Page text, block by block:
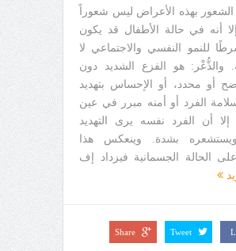
بهذه الأعراض ليس شعوراً
أنه في حالة الأطفال قد يكون
للنمو النفسي والاجتماعي لا
والذُّعْر: هو الفزع الشديد دون
أو محدد، أو الإحساس بتهديد
الفرد أو أمنه مبرر في عين
إلا أن الفرد نفسه يرى التهديد
ويستشعره بشدة. وينعكس هذا
الحالة الجسمانية فيزداد إف
Tweet
Share